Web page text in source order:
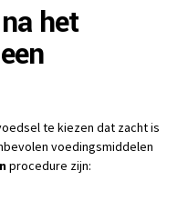
het
te kiezen dat zacht is
voedingsmiddelen
procedure zijn: